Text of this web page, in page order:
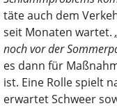
täte auch dem
seit Monaten wartet.
noch vor der
es dann für
ist. Eine Rolle spielt
erwartet Schweer